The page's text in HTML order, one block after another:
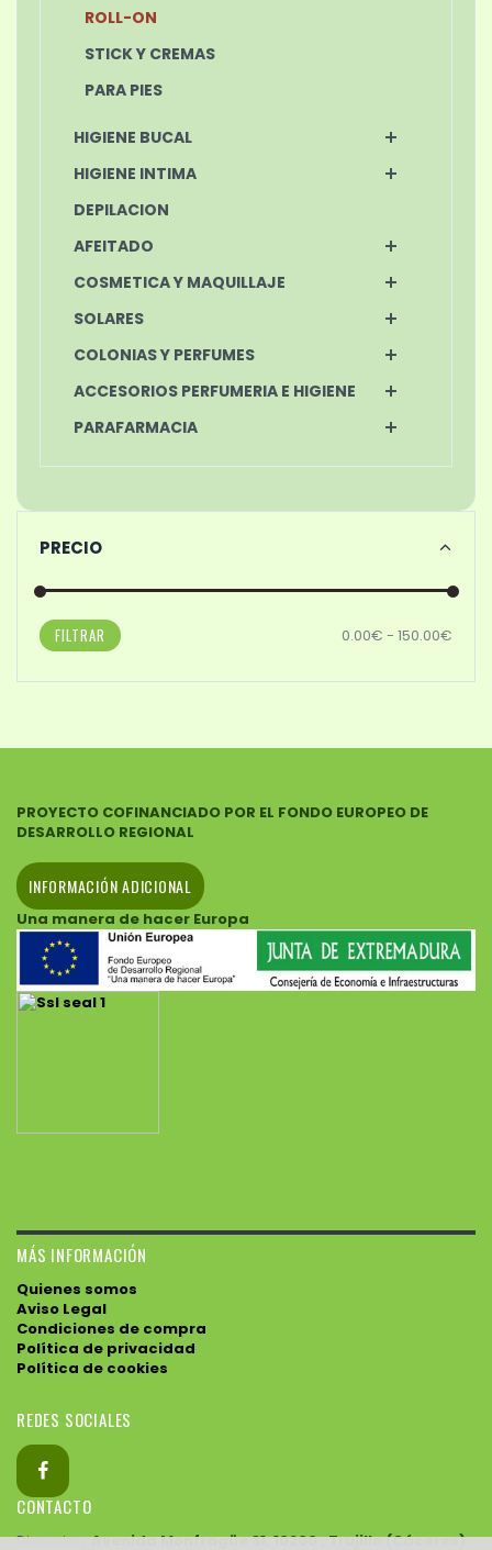
ROLL-ON
STICK Y CREMAS
PARA PIES
HIGIENE BUCAL
HIGIENE INTIMA
DEPILACION
AFEITADO
COSMETICA Y MAQUILLAJE
SOLARES
COLONIAS Y PERFUMES
ACCESORIOS PERFUMERIA E HIGIENE
PARAFARMACIA
PRECIO
FILTRAR 0.00€ - 150.00€
PROYECTO COFINANCIADO POR EL FONDO EUROPEO DE
DESARROLLO REGIONAL
INFORMACIÓN ADICIONAL
Una manera de hacer Europa
MÁS INFORMACIÓN
Quienes somos
Aviso Legal
Condiciones de compra
Política de privacidad
Política de cookies
REDES SOCIALES
CONTACTO
Direccion:Avenida Monfragüe 31, 10200 , Trujillo (Cáceres)